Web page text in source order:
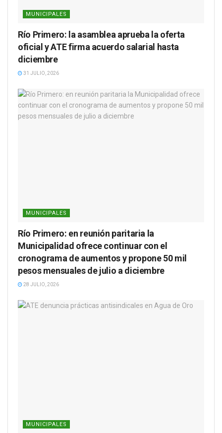
MUNICIPALES
Río Primero: la asamblea aprueba la oferta
oficial y ATE firma acuerdo salarial hasta
diciembre
31 JULIO, 2026
MUNICIPALES
Río Primero: en reunión paritaria la
Municipalidad ofrece continuar con el
cronograma de aumentos y propone 50 mil
pesos mensuales de julio a diciembre
28 JULIO, 2026
MUNICIPALES